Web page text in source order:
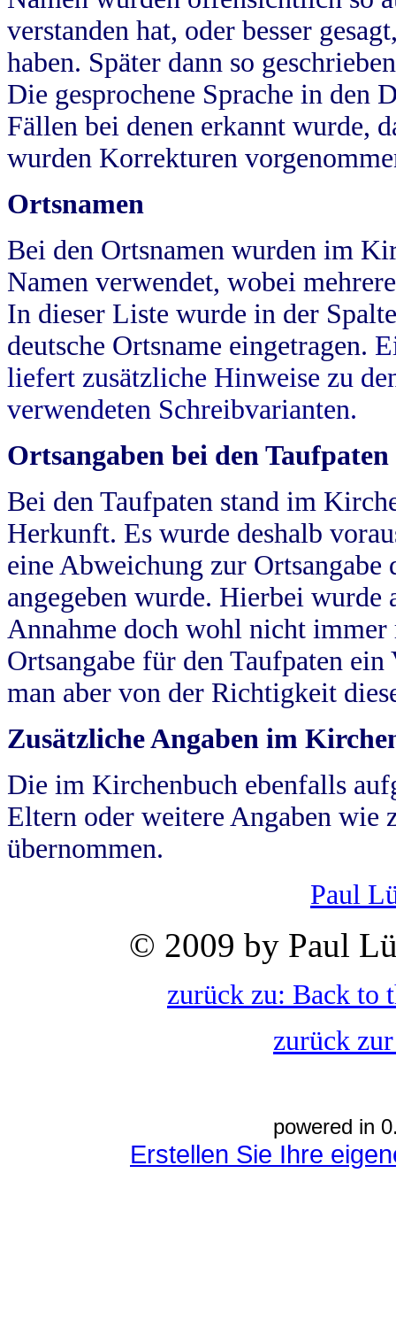
verstanden hat, oder besser
haben. Später dann so
Die gesprochene Sprache in
Fällen bei denen erkannt wurde,
wurden Korrekturen
Ortsnamen
Bei den Ortsnamen wurden im
Namen verwendet, wobei
In dieser Liste wurde in der
deutsche Ortsname eingetragen.
liefert zusätzliche Hinweise zu
verwendeten Schreibvarianten.
Ortsangaben bei den Taufpaten
Bei den Taufpaten stand im
Herkunft. Es wurde deshalb
eine Abweichung zur
angegeben wurde. Hierbei wurde
Annahme doch wohl nicht
Ortsangabe für den Taufpaten
man aber von der Richtigkeit
Zusätzliche Angaben im
Die im Kirchenbuch ebenfalls
Eltern oder weitere Angaben wie
übernommen.
Paul
© 2009 by Paul
zurück zu: Back to
zurück
powered in
Erstellen Sie Ihre